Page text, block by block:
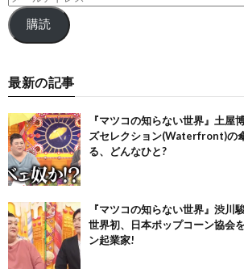
購読
最新の記事
『マツコの知らない世界』土屋
ズセレクション(Waterfront)の
る、どんなひと?
『マツコの知らない世界』渋川
世界初、日本ポップコーン協会
ン起業家!